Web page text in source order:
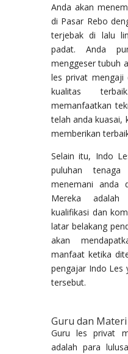
Anda akan
di Pasar Rebo
terjebak di lalu
padat. Anda
menggeser tubuh
les privat
kualitas
memanfaatkan
telah anda kuasai,
memberikan
Selain itu, Indo
puluhan
menemani anda
Mereka adalah
kualifikasi dan
latar belakang
akan
manfaat ketika
pengajar Indo Les
tersebut.
Guru dan Materi
Guru les privat
adalah para